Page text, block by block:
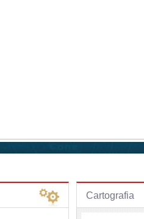
Cartografia